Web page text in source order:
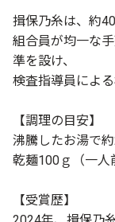
揖保乃糸は、約
組合員が均一な
準を設け、
検査指導員によ
【調理の目安】
沸騰したお湯で約
乾麺100ｇ（一人
【受賞歴】